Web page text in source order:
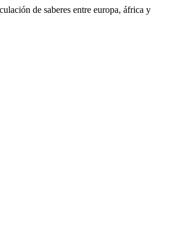
de saberes entre europa, áfrica y